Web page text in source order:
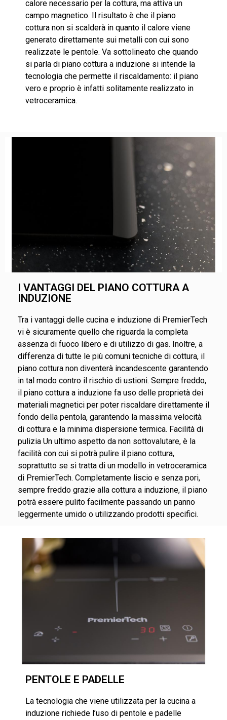
calore necessario per la cottura, ma attiva un
campo magnetico. Il risultato è che il piano
cottura non si scalderà in quanto il calore viene
generato direttamente sui metalli con cui sono
realizzate le pentole. Va sottolineato che quando
si parla di piano cottura a induzione si intende la
tecnologia che permette il riscaldamento: il piano
vero e proprio è infatti solitamente realizzato in
vetroceramica.
I VANTAGGI DEL PIANO COTTURA A
INDUZIONE
Tra i vantaggi delle cucina e induzione di PremierTech
vi è sicuramente quello che riguarda la completa
assenza di fuoco libero e di utilizzo di gas. Inoltre, a
differenza di tutte le più comuni tecniche di cottura, il
piano cottura non diventerà incandescente garantendo
in tal modo contro il rischio di ustioni. Sempre freddo,
il piano cottura a induzione fa uso delle proprietà dei
materiali magnetici per poter riscaldare direttamente il
fondo della pentola, garantendo la massima velocità
di cottura e la minima dispersione termica. Facilità di
pulizia Un ultimo aspetto da non sottovalutare, è la
facilità con cui si potrà pulire il piano cottura,
soprattutto se si tratta di un modello in vetroceramica
di PremierTech. Completamente liscio e senza pori,
sempre freddo grazie alla cottura a induzione, il piano
potrà essere pulito facilmente passando un panno
leggermente umido o utilizzando prodotti specifici.
PENTOLE E PADELLE
La tecnologia che viene utilizzata per la cucina a
induzione richiede l’uso di pentole e padelle